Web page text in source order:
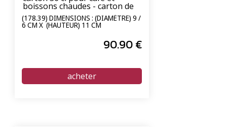
boissons chaudes - carton de
1000 unités
(178.39) DIMENSIONS : (DIAMÈTRE) 9 /
6 CM X (HAUTEUR) 11 CM
90.90€